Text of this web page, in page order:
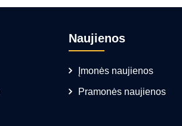
Naujienos
Įmonės naujienos
Pramonės naujienos